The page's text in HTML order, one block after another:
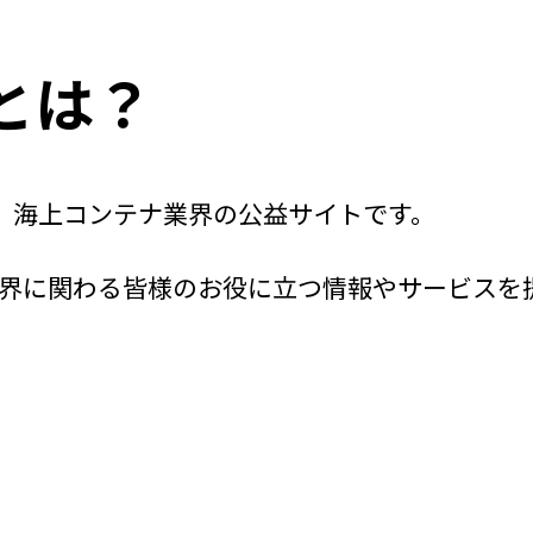
？
上コンテナ業界の公益サイトです。
に関わる皆様のお役に立つ情報やサービスを